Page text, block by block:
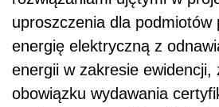
uproszczenia dla podmiotów
energię elektryczną z
energii w zakresie ewidencji,
obowiązku wydawania